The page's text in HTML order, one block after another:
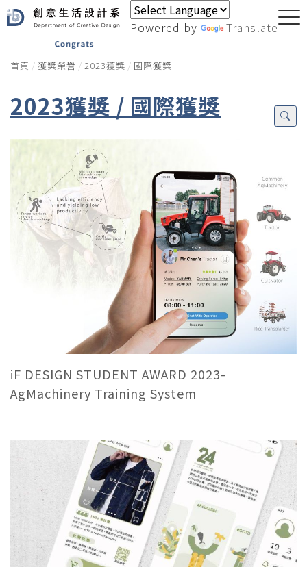
Powered by Translate
首頁 獲獎榮譽 2023獲獎 國際獲獎
2023獲獎 / 國際獲獎
iF DESIGN STUDENT AWARD 2023-
AgMachinery Training System